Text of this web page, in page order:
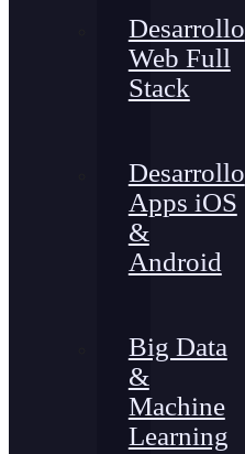
Desarrollo
Web Full
Stack
Desarrollo
Apps iOS
&
Android
Big Data
&
Machine
Learning